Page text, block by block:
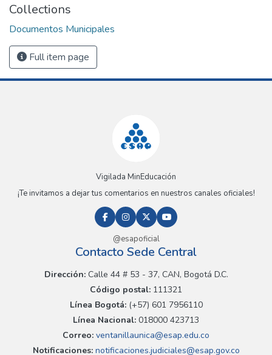
Collections
Documentos Municipales
Full item page
Vigilada MinEducación
¡Te invitamos a dejar tus comentarios en nuestros canales oficiales!
@esapoficial
Contacto Sede Central
Dirección:Calle 44 # 53 - 37, CAN, Bogotá D.C.
Código postal: 111321
Línea Bogotá:(+57) 601 7956110
Línea Nacional: 018000 423713
Correo: ventanillaunica@esap.edu.co
Notificaciones:notificaciones.judiciales@esap.gov.co